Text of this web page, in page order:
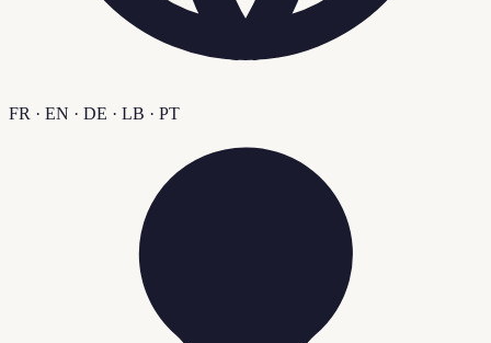
FR · EN · DE · LB · PT